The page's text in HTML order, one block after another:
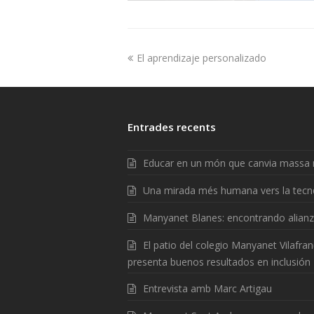
El aprendizaje personalizado
Entrades recents
Educar en un món que canvia massa
Una mirada més humana vers la
Manyanet Blanes: encontrando
El patio del colegio Manyanet
presenta buenos resultados en inclusión
Entrevista amb Marc Artigau